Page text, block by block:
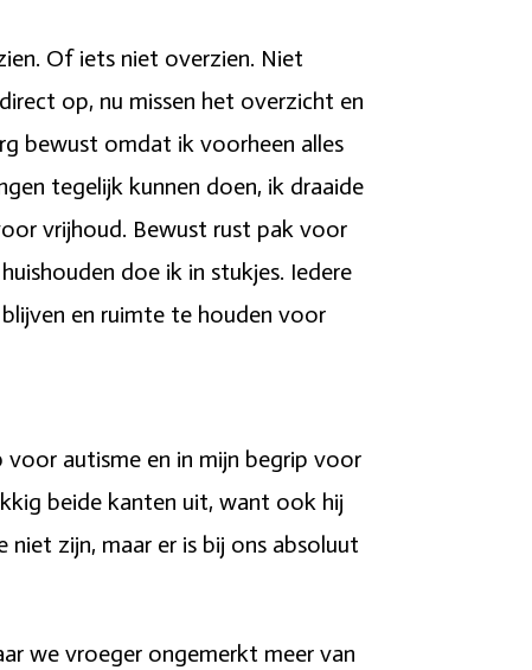
Of iets niet overzien. Niet
op, nu missen het overzicht en
bewust omdat ik voorheen alles
tegelijk kunnen doen, ik draaide
vrijhoud. Bewust rust pak voor
doe ik in stukjes. Iedere
en ruimte te houden voor
voor autisme en in mijn begrip voor
beide kanten uit, want ook hij
zijn, maar er is bij ons absoluut
we vroeger ongemerkt meer van